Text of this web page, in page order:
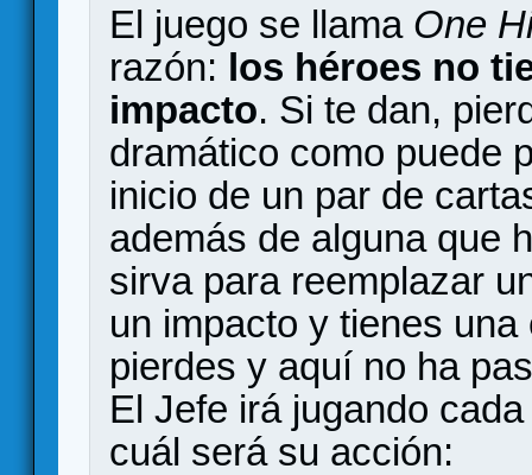
El juego se llama One
razón: los héroes no
impacto. Si te dan,
dramático como puede
inicio de un par de
además de alguna que
sirva para reemplazar
un impacto y tienes
pierdes y aquí no ha
El Jefe irá jugando
cuál será su acción: